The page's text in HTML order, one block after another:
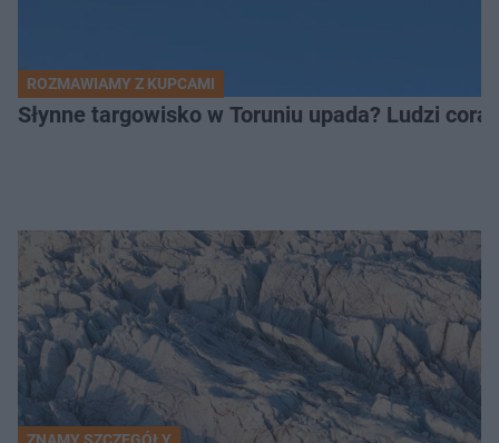
ROZMAWIAMY Z KUPCAMI
Słynne targowisko w Toruniu upada? Ludzi
ZNAMY SZCZEGÓŁY